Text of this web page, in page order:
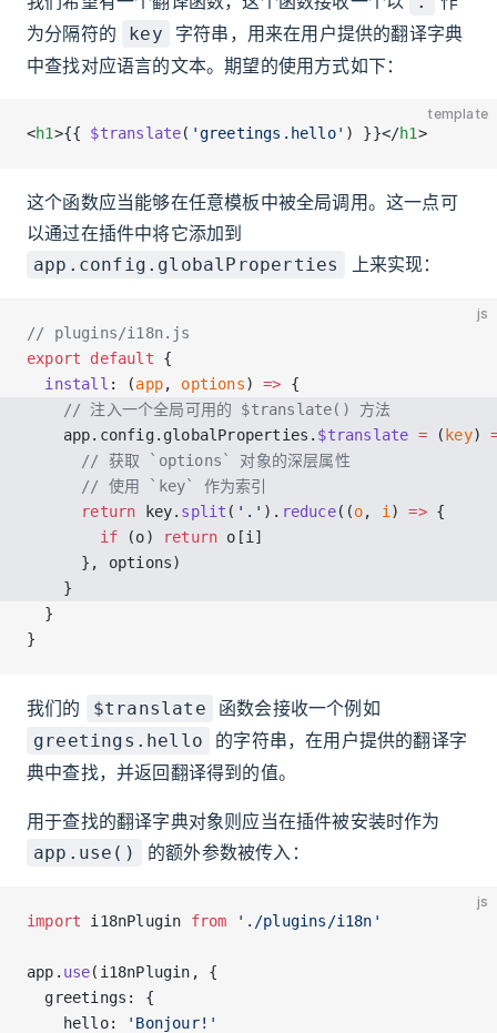
为分隔符的
key
字符串，用来在用户提供的翻译字典
中查找对应语言的文本。期望的使用方式如下：
template
<h1>{{ $translate( 'greetings.hello' ) }}</h1>
这个函数应当能够在任意模板中被全局调用。这一点可
以通过在插件中将它添加到
app.config.globalProperties 上来实现：
js
// plugins/i18n.js
export default {
  install
: (app, options) => {
    // 注入一个全局可用的 $translate() 方法
    app.config.globalProperties.
$translate = ( key)
      // 获取 `options` 对象的深层属性
      // 使用 `key` 作为索引
      return
key. split ( '.' ). reduce((o, i ) => {
        if
(o) return o[i]
      }, options)
    }
  }
}
我们的 $translate 函数会接收一个例如
greetings.hello
的字符串，在用户提供的翻译字
典中查找，并返回翻译得到的值。
用于查找的翻译字典对象则应当在插件被安装时作为
app.use() 的额外参数被传入：
js
import i18nPlugin from './plugins/i18n'
app. use(i18nPlugin, {
  greetings: {
    hello:
'Bonjour!'